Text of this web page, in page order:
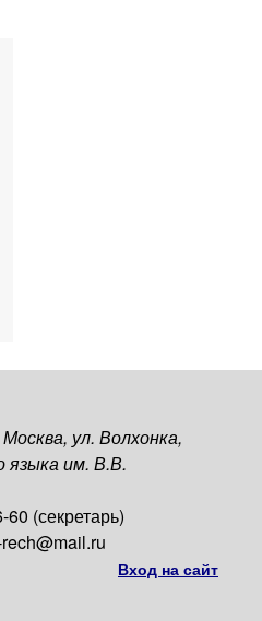
ул. Волхонка,
языка им. В.В.
60 (секретарь)
Вход на сайт